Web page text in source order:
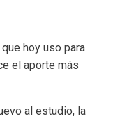
hoy uso para
el aporte más
al estudio, la